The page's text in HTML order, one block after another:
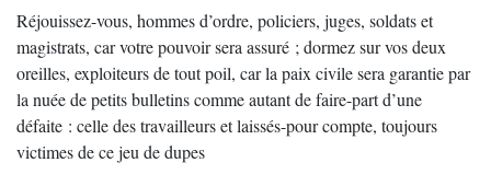
Réjouissez-vous, hommes d’ordre, policiers, juges, soldats et
magistrats, car votre pouvoir sera assuré ; dormez sur vos deux
oreilles, exploiteurs de tout poil, car la paix civile sera garantie par
la nuée de petits bulletins comme autant de faire-part d’une
défaite : celle des travailleurs et laissés-pour compte, toujours
victimes de ce jeu de dupes